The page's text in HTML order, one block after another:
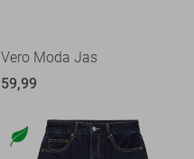
Vero Moda Jas
59,99